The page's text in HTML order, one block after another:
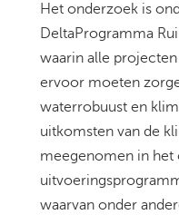
Het onderzoek is
DeltaProgramma
waarin alle
ervoor moeten
waterrobuust en
uitkomsten van de
meegenomen in het
waarvan onder